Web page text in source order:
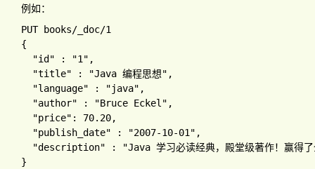
例如：
PUT books/_doc/
{
"id"
: "1" ,
"title"
: "Java 编程思想" ,
"language"
: "java" ,
"author"
: "Bruce Eckel" ,
"price" : 70.20,
"publish_date"
: "2007-10-01" ,
"description"
: